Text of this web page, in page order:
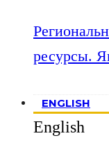
ресурсы.
ENGLISH
English